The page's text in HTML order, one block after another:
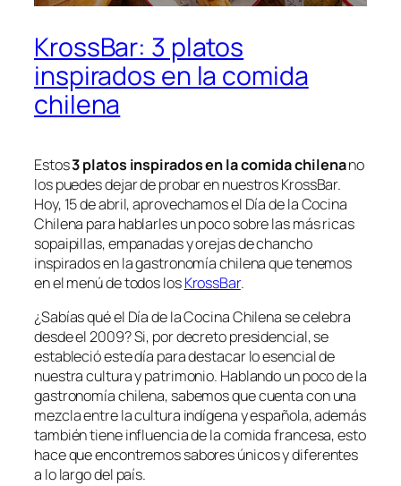
KrossBar: 3 platos
inspirados en la comida
chilena
Estos3 platos inspirados en la comida chilenano
los puedes dejar de probar en nuestros KrossBar.
Hoy, 15 de abril, aprovechamos el Día de la Cocina
Chilena para hablarles un poco sobre las más ricas
sopaipillas, empanadas y orejas de chancho
inspirados en la gastronomía chilena que tenemos
en el menú de todos losKrossBar.
¿Sabías qué el Día de la Cocina Chilena se celebra
desde el 2009? Si, por decreto presidencial, se
estableció este día para destacar lo esencial de
nuestra cultura y patrimonio. Hablando un poco de la
gastronomía chilena, sabemos que cuenta con una
mezcla entre la cultura indígena y española, además
también tiene influencia de la comida francesa, esto
hace que encontremos sabores únicos y diferentes
a lo largo del país.